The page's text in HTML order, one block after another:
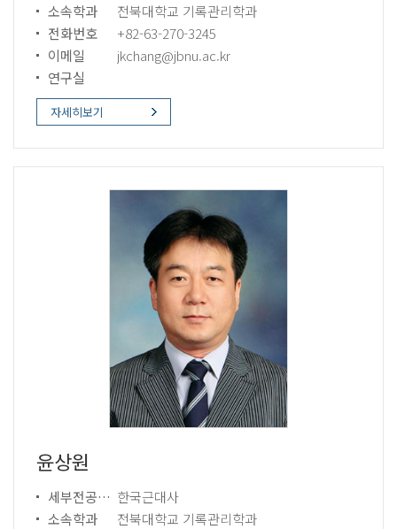
소속학과
전북대학교 기록관리학과
전화번호
+82-63-270-3245
이메일
jkchang@jbnu.ac.kr
연구실
자세히보기
윤상원
세부전공분야
한국근대사
소속학과
전북대학교 기록관리학과